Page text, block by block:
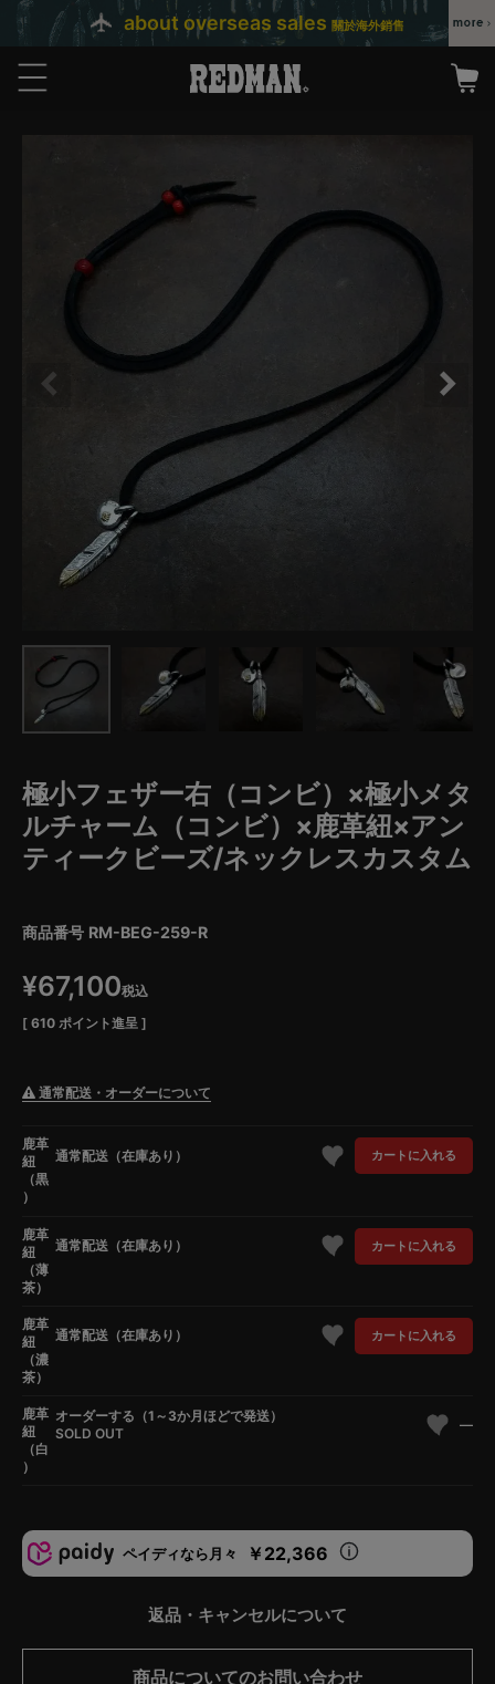
about overseas sales 關於海外銷售
極小フェザー右（コンビ）×極小メタ
ルチャーム（コンビ）×鹿革紐×アン
ティークビーズ/ネックレスカスタム
商品番号 RM-BEG-259-R
¥67,100税込
[ 610 ポイント進呈 ]
通常配送・オーダーについて
鹿革
紐
（黒
）
通常配送（在庫あり） カートに入れる
鹿革
紐
（薄
茶）
通常配送（在庫あり） カートに入れる
鹿革
紐
（濃
茶）
通常配送（在庫あり） カートに入れる
鹿革
紐
（白
）
オーダーする（1～3か月ほどで発送）
SOLD OUT
—
ペイディなら月々 ￥22,366
返品・キャンセルについて
商品についてのお問い合わせ